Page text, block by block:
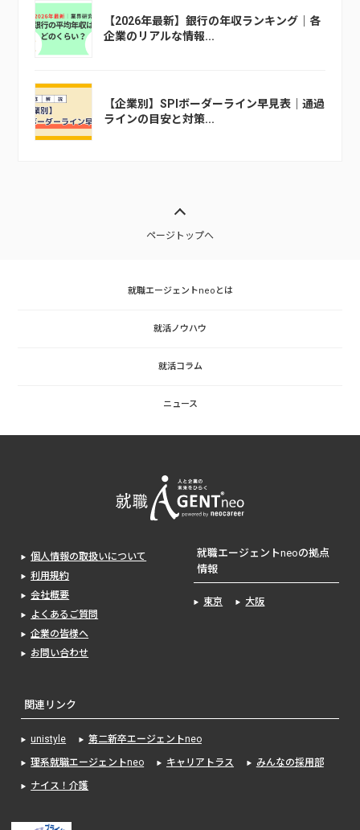
【2026年最新】銀行の年収ランキング｜各
企業のリアルな情報...
【企業別】SPIボーダーライン早見表｜通過
ラインの目安と対策...
ページトップへ
就職エージェントneoとは
就活ノウハウ
就活コラム
ニュース
個人情報の取扱いについて
利用規約
会社概要
よくあるご質問
企業の皆様へ
お問い合わせ
就職エージェントneoの拠点
情報
東京 大阪
関連リンク
unistyle 第二新卒エージェントneo
理系就職エージェントneo キャリアトラス みんなの採用部
ナイス！介護